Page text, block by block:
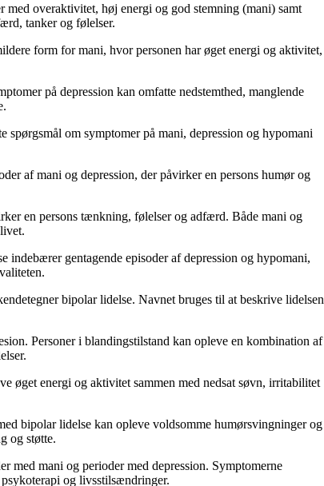
overaktivitet, høj energi og god stemning (mani) samt
tanker og følelser.
form for mani, hvor personen har øget energi og aktivitet,
på depression kan omfatte nedstemthed, manglende
om symptomer på mani, depression og hypomani
af mani og depression, der påvirker en persons humør og
en persons tænkning, følelser og adfærd. Både mani og
gentagende episoder af depression og hypomani,
bipolar lidelse. Navnet bruges til at beskrive lidelsen
Personer i blandingstilstand kan opleve en kombination af
øget energi og aktivitet sammen med nedsat søvn, irritabilitet
bipolar lidelse kan opleve voldsomme humørsvingninger og
og støtte.
med mani og perioder med depression. Symptomerne
og livsstilsændringer.